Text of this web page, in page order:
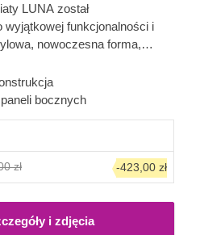
LUNA został
funkcjonalności i
nowoczesna forma,
dach dwuspadowy
z pewnością stanie się
ogrodu. Możliwość wyboru
bocznych
zł -423,00 zł
i zdjęcia